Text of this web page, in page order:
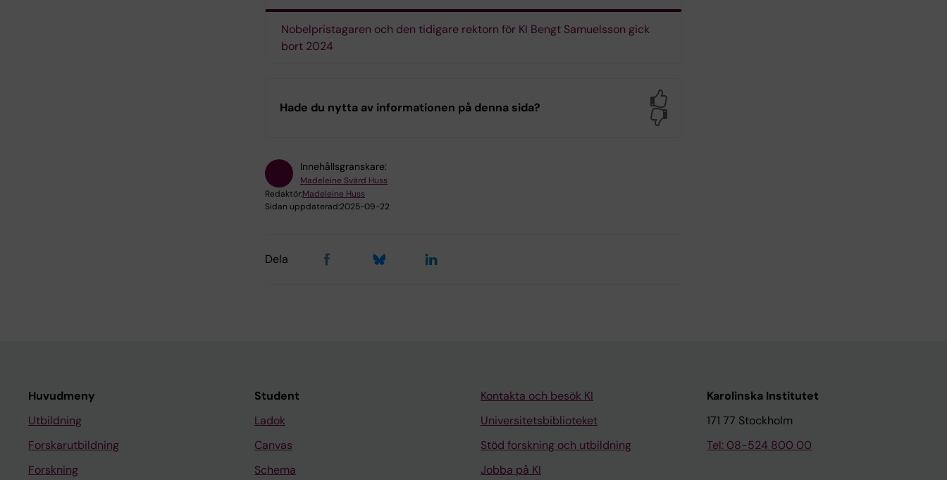
Nobelpristagaren och den tidigare rektorn för KI Bengt Samuelsson gick
bort 2024
Hade du nytta av informationen på denna sida?
Innehållsgranskare:
Madeleine Svärd Huss
Redaktör:Madeleine Huss
Sidan uppdaterad:2025-09-22
Dela
Huvudmeny
Utbildning
Forskarutbildning
Forskning
Student
Ladok
Canvas
Schema
Kontakta och besök KI
Universitetsbiblioteket
Stöd forskning och utbildning
Jobba på KI
Karolinska Institutet
171 77 Stockholm
Tel: 08-524 800 00